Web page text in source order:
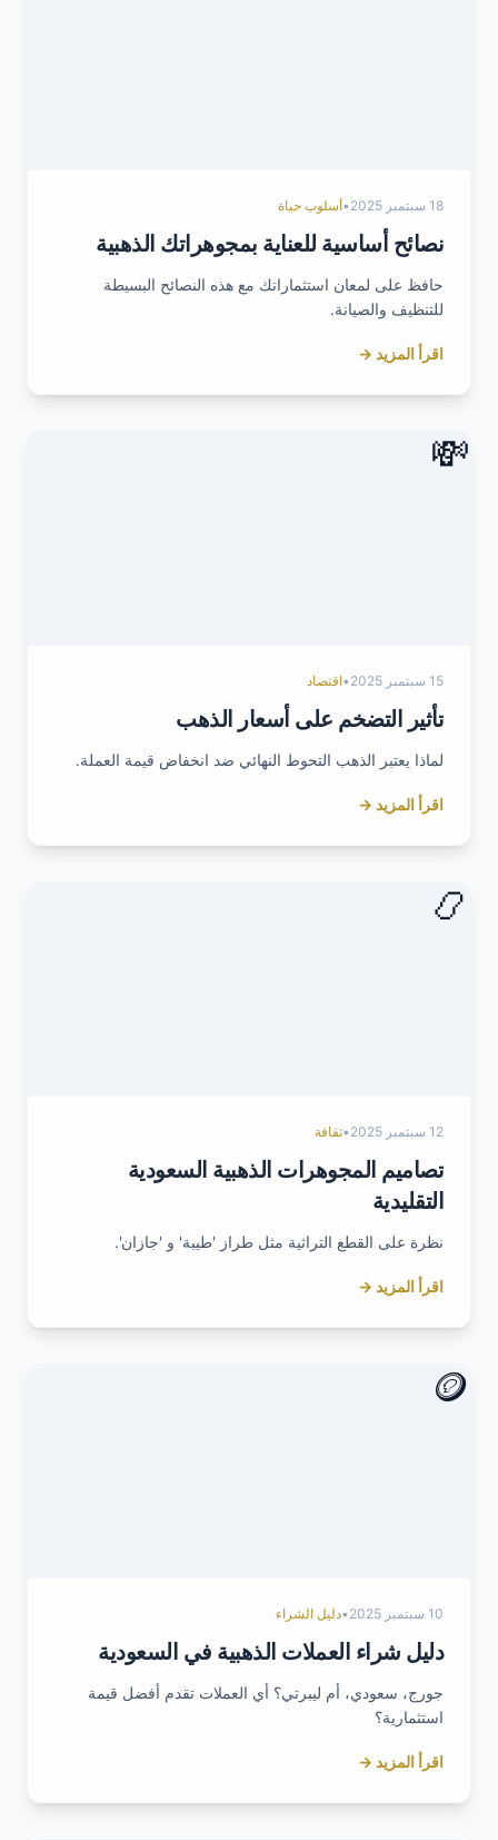
18 سبتمبر 2025 •أسلوب حياة
نصائح أساسية للعناية بمجوهراتك الذهبية
حافظ على لمعان استثماراتك مع هذه النصائح البسيطة
للتنظيف والصيانة.
اقرأ المزيد →
💸
15 سبتمبر 2025 •اقتصاد
تأثير التضخم على أسعار الذهب
لماذا يعتبر الذهب التحوط النهائي ضد انخفاض قيمة العملة.
اقرأ المزيد →
📿
12 سبتمبر 2025 •ثقافة
تصاميم المجوهرات الذهبية السعودية
التقليدية
نظرة على القطع التراثية مثل طراز 'طيبة' و 'جازان'.
اقرأ المزيد →
🪙
10 سبتمبر 2025 •دليل الشراء
دليل شراء العملات الذهبية في السعودية
جورج، سعودي، أم ليبرتي؟ أي العملات تقدم أفضل قيمة
استثمارية؟
اقرأ المزيد →